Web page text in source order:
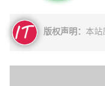
版权声明： 本站